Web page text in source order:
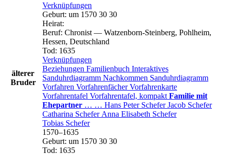
älterer
Bruder
Verknüpfungen
Geburt: um 1570 30 30
Heirat:
Beruf: Chronist — Watzenborn-Steinberg, Pohlheim,
Hessen, Deutschland
Tod: 1635
Verknüpfungen
Beziehungen Familienbuch Interaktives
Sanduhrdiagramm Nachkommen Sanduhrdiagramm
Vorfahren VorfahrenfächerVorfahrenkarte
Vorfahrentafel Vorfahrentafel, kompakt Familie mit
Ehepartner … … Hans Peter Schefer Jacob Schefer
Catharina Schefer Anna Elisabeth Schefer
Tobias Schefer
1570–1635
Geburt: um 1570 30 30
Tod: 1635